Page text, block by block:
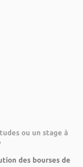
ou un stage à
des bourses de